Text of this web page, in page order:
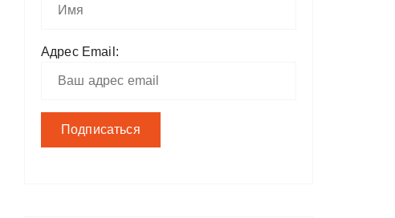
Адрес Email: